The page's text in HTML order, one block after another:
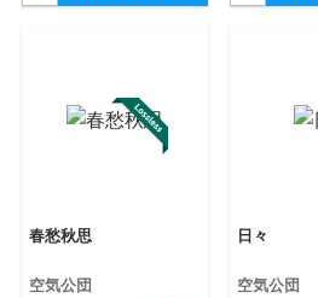
春愁秋思
空気公団
日々
空気公団